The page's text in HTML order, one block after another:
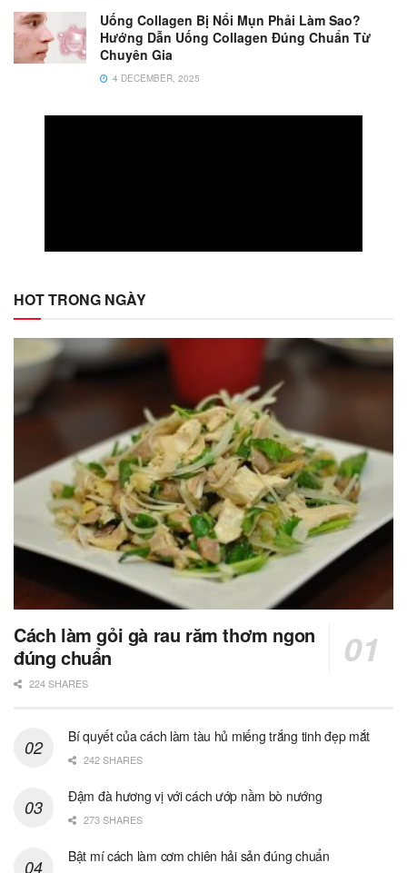
Uống Collagen Bị Nổi Mụn Phải Làm Sao?
Hướng Dẫn Uống Collagen Đúng Chuẩn Từ
Chuyên Gia
4 DECEMBER, 2025
HOT TRONG NGÀY
Cách làm gỏi gà rau răm thơm ngon
đúng chuẩn
224 SHARES
Bí quyết của cách làm tàu hủ miếng trắng tinh đẹp mắt
242 SHARES
Đậm đà hương vị với cách ướp nầm bò nướng
273 SHARES
Bật mí cách làm cơm chiên hải sản đúng chuẩn